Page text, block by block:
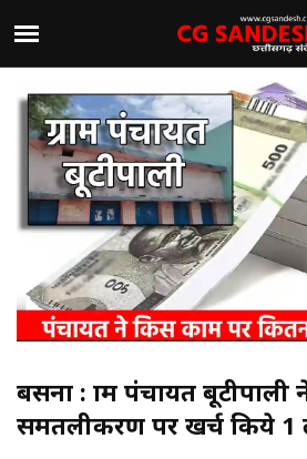
बसना : ग्राम पंचायत
समतलीकरण पर खर्च किये 1